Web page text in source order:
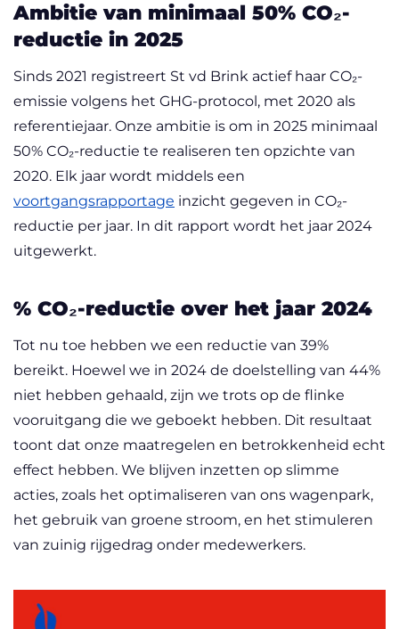
Ambitie van minimaal 50% CO₂-
reductie in 2025
Sinds 2021 registreert St vd Brink actief haar CO₂-
emissie volgens het GHG-protocol, met 2020 als
referentiejaar. Onze ambitie is om in 2025 minimaal
50% CO₂-reductie te realiseren ten opzichte van
2020. Elk jaar wordt middels een
voortgangsrapportage inzicht gegeven in CO₂-
reductie per jaar. In dit rapport wordt het jaar 2024
uitgewerkt.
% CO₂-reductie over het jaar 2024
Tot nu toe hebben we een reductie van 39%
bereikt. Hoewel we in 2024 de doelstelling van 44%
niet hebben gehaald, zijn we trots op de flinke
vooruitgang die we geboekt hebben. Dit resultaat
toont dat onze maatregelen en betrokkenheid echt
effect hebben. We blijven inzetten op slimme
acties, zoals het optimaliseren van ons wagenpark,
het gebruik van groene stroom, en het stimuleren
van zuinig rijgedrag onder medewerkers.